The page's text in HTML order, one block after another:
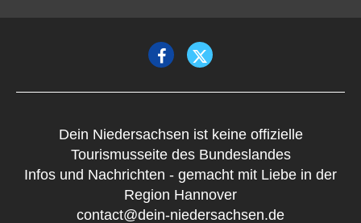
Dein Niedersachsen ist keine offizielle
Tourismusseite des Bundeslandes
Infos und Nachrichten - gemacht mit Liebe in der
Region Hannover
contact@dein-niedersachsen.de